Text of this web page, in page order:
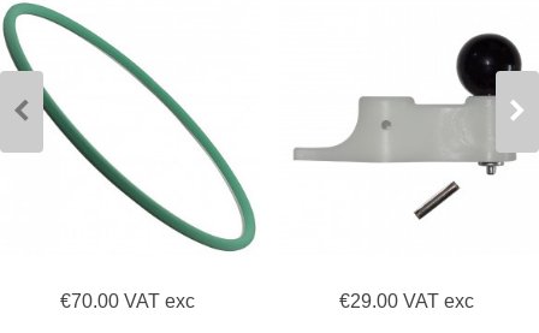
€70.00 VAT exc €29.00 VAT exc